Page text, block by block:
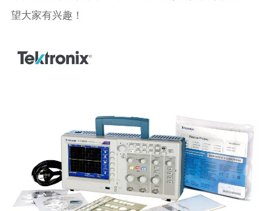
望大家有兴趣！